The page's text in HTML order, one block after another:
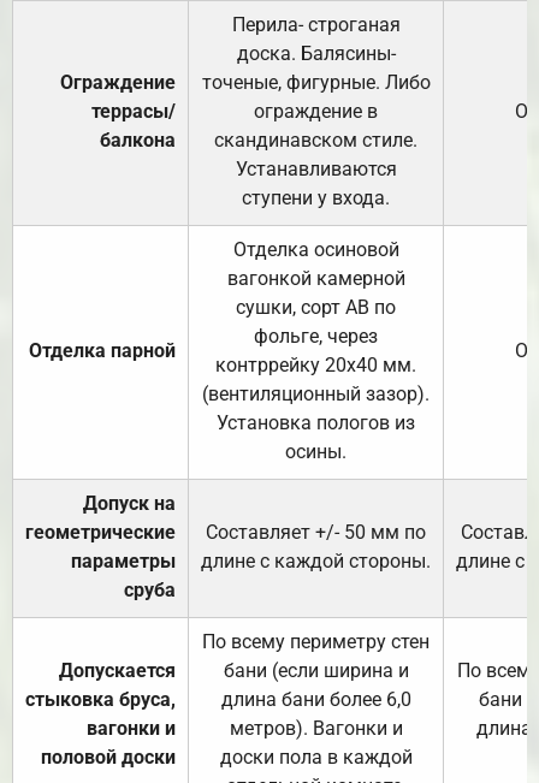
Ограждение
террасы/
балкона
Перила- строганая
доска. Балясины-
точеные, фигурные. Либо
ограждение в
скандинавском стиле.
Устанавливаются
ступени у входа.
Отделка парной
Отделка осиновой
вагонкой камерной
сушки, сорт АВ по
фольге, через
контррейку 20х40 мм.
(вентиляционный зазор).
Установка пологов из
осины.
Допуск на
геометрические
параметры
сруба
Составляет +/- 50 мм по
длине с каждой стороны.
длине с
Допускается
стыковка бруса,
вагонки и
половой доски
По всему периметру стен
бани (если ширина и
длина бани более 6,0
метров). Вагонки и
доски пола в каждой
По
бани
длина